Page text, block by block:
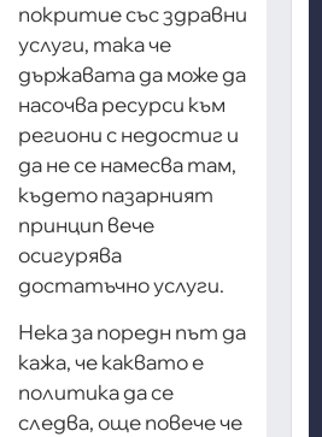
покритие със здравни
услуги, така че
държавата да може да
насочва ресурси към
региони с недостиг и
да не се намесва там,
където пазарният
принцип вече
осигурява
достатъчно услуги.
Нека за поредн път да
кажа, че каквато е
политика да се
следва, още повече че